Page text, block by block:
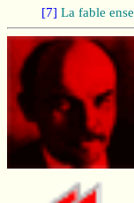
[7] La fable